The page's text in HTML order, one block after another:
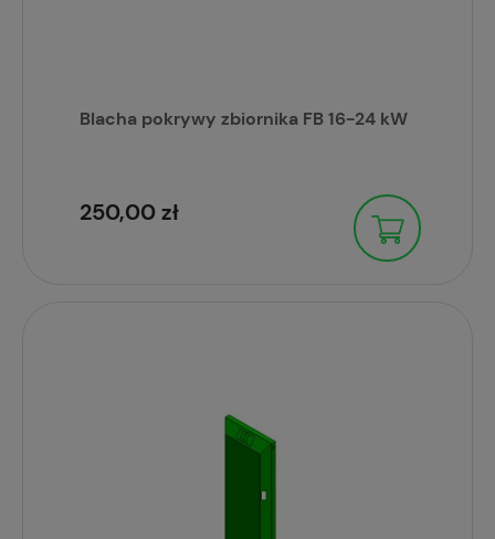
Blacha pokrywy zbiornika FB 16-24 kW
250,00 zł